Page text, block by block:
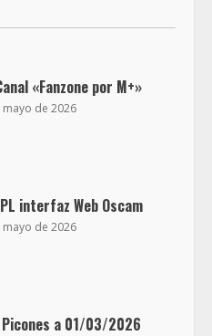
«Fanzone por M+»
mayo de 2026
interfaz Web Oscam
mayo de 2026
Picones a 01/03/2026